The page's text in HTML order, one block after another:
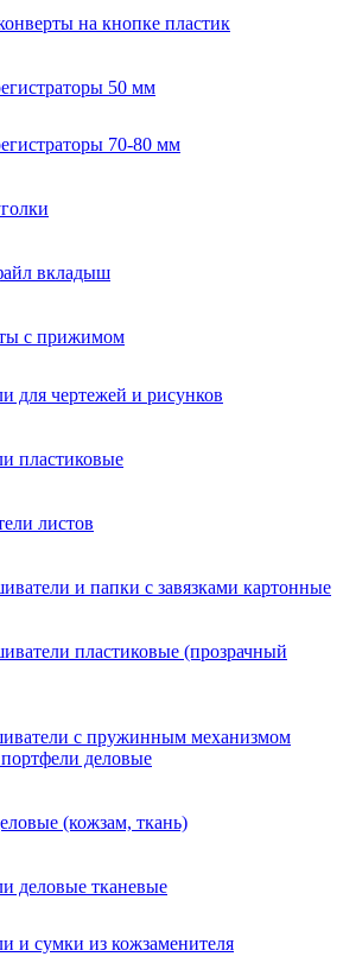
на кнопке пластик
50 мм
70-80 мм
вкладыш
с прижимом
для чертежей и рисунков
пластиковые
листов
и папки с завязками картонные
пластиковые (прозрачный
с пружинным механизмом
деловые
(кожзам, ткань)
деловые тканевые
и сумки из кожзаменителя